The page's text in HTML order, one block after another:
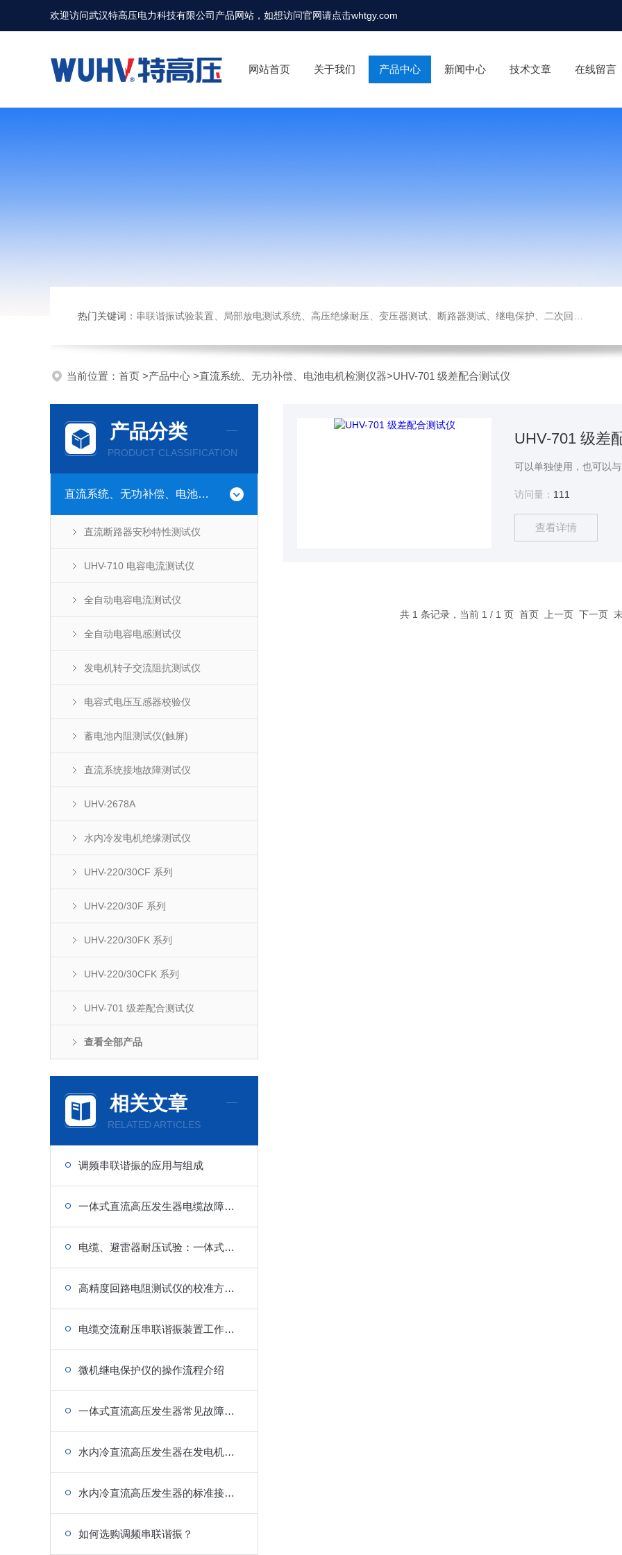
欢迎访问武汉特高压电力科技有限公司产品网站，如想访问官网请点击whtgy.com
网站首页 关于我们 产品中心 新闻中心 技术文章 在线留言
热门关键词： 串联谐振试验装置、局部放电测试系统、高压绝缘耐压、变压器测试、断路器测试、继电保护、二次回路测试、电
当前位置： 首页 >产品中心 >直流系统、无功补偿、电池电机检测仪器>UHV-701 级差配合测试仪
产品分类
PRODUCT CLASSIFICATION
直流系统、无功补偿、电池电机检测仪器
直流断路器安秒特性测试仪
UHV-710 电容电流测试仪
全自动电容电流测试仪
全自动电容电感测试仪
发电机转子交流阻抗测试仪
电容式电压互感器校验仪
蓄电池内阻测试仪(触屏)
直流系统接地故障测试仪
UHV-2678A
水内冷发电机绝缘测试仪
UHV-220/30CF 系列
UHV-220/30F 系列
UHV-220/30FK 系列
UHV-220/30CFK 系列
UHV-701 级差配合测试仪
查看全部产品
相关文章
RELATED ARTICLES
调频串联谐振的应用与组成
一体式直流高压发生器电缆故障预试耐压作业流程
电缆、避雷器耐压试验：一体式直流高压发生器应用场景
高精度回路电阻测试仪的校准方法与不同电气回路测量优化技巧
电缆交流耐压串联谐振装置工作原理解析
微机继电保护仪的操作流程介绍
一体式直流高压发生器常见故障排查与维护保养要点
水内冷直流高压发生器在发电机定子绕组绝缘缺陷检测中的关键应用
水内冷直流高压发生器的标准接线规范与现场安全操作流程
如何选购调频串联谐振？
UHV-701 级差
访问量： 111
查看详情
共 1 条记录，当前 1 / 1 页 首页 上一页 下一页